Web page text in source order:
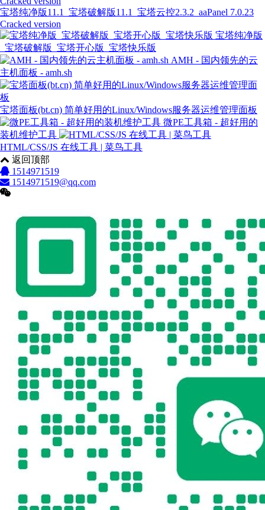
宝塔纯净版11.1_宝塔破解版11.1_宝塔云控2.3.2_aaPanel 7.0.23
Cracked version
宝塔纯净版
_宝塔破解版_宝塔开心版_宝塔快乐版
AMH - 国内领先的云
主机面板 - amh.sh
宝塔面板(bt.cn) 简单好用的Linux/Windows服务器运维管理面板
微PE工具箱 - 超好用的
装机维护工具
HTML/CSS/JS 在线工具 | 菜鸟工具
返回顶部
1514971519
1514971519@qq.com